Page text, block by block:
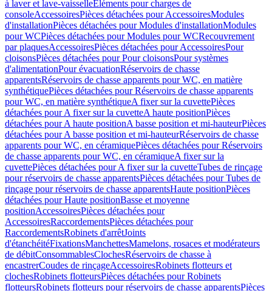
à laver et lave-vaisselleEléments pour charges de
consoleAccessoiresPièces détachées pour AccessoiresModules
d'installationPièces détachées pour Modules d'installationModules
pour WCPièces détachées pour Modules pour WCRecouvrement
par plaquesAccessoiresPièces détachées pour AccessoiresPour
cloisonsPièces détachées pour Pour cloisonsPour systèmes
d'alimentationPour évacuationRéservoirs de chasse
apparentsRéservoirs de chasse apparents pour WC, en matière
synthétiquePièces détachées pour Réservoirs de chasse apparents
pour WC, en matière synthétiqueA fixer sur la cuvettePièces
détachées pour A fixer sur la cuvetteA haute positionPièces
détachées pour A haute positionA basse position et mi-hauteurPièces
détachées pour A basse position et mi-hauteurRéservoirs de chasse
apparents pour WC, en céramiquePièces détachées pour Réservoirs
de chasse apparents pour WC, en céramiqueA fixer sur la
cuvettePièces détachées pour A fixer sur la cuvetteTubes de rinçage
pour réservoirs de chasse apparentsPièces détachées pour Tubes de
rinçage pour réservoirs de chasse apparentsHaute positionPièces
détachées pour Haute positionBasse et moyenne
positionAccessoiresPièces détachées pour
AccessoiresRaccordementsPièces détachées pour
RaccordementsRobinets d'arrêtJoints
d'étanchéitéFixationsManchettesMamelons, rosaces et modérateurs
de débitConsommablesClochesRéservoirs de chasse à
encastrerCoudes de rinçageAccessoiresRobinets flotteurs et
clochesRobinets flotteursPièces détachées pour Robinets
flotteursRobinets flotteurs pour réservoirs de chasse apparentsPièces